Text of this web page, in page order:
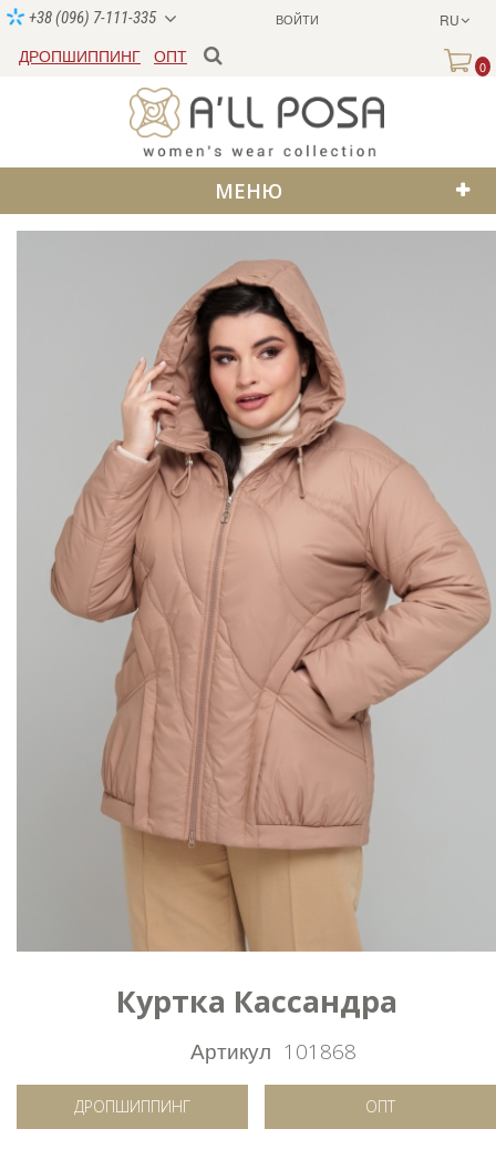
ВОЙТИ RU
+38 (096) 7-111-335
ДРОПШИППИНГ ОПТ
0
МЕНЮ
Куртка Кассандра
Артикул 101868
ДРОПШИППИНГ ОПТ